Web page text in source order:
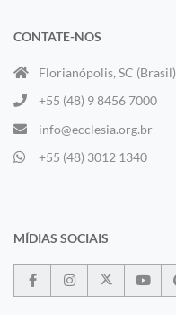
CONTATE-NOS
Florianópolis, SC (Brasil)
+55 (48) 9 8456 7000
info@ecclesia.org.br
+55 (48) 3012 1340
MÍDIAS SOCIAIS